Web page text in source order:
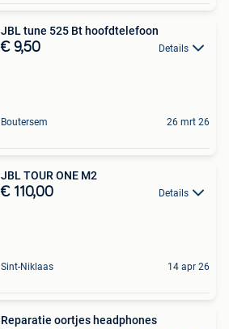
JBL tune 525 Bt hoofdtelefoon
€ 9,50 Details
Boutersem 26 mrt 26
JBL TOUR ONE M2
€ 110,00 Details
Sint-Niklaas 14 apr 26
Reparatie oortjes headphones